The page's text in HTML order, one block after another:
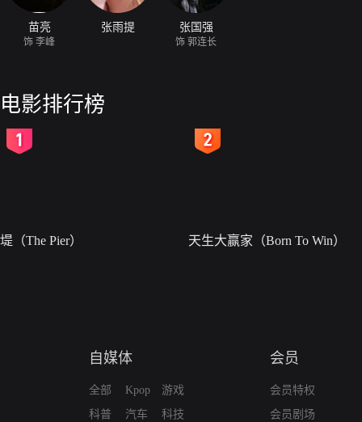
苗亮
饰 李峰
张雨提 张国强
饰 郭连长
电影排行榜
堤（The Pier） 天生大赢家（Born To Win）
自媒体
全部
科普
Kpop
汽车
游戏
科技
会员
会员特权
会员剧场